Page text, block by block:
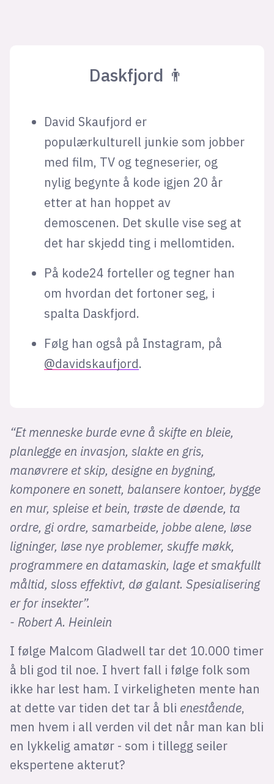
Daskfjord 👨
David Skaufjord er
populærkulturell junkie som jobber
med film, TV og tegneserier, og
nylig begynte å kode igjen 20 år
etter at han hoppet av
demoscenen. Det skulle vise seg at
det har skjedd ting i mellomtiden.
På kode24 forteller og tegner han
om hvordan det fortoner seg, i
spalta Daskfjord.
Følg han også på Instagram, på
@davidskaufjord.
“Et menneske burde evne å skifte en bleie,
planlegge en invasjon, slakte en gris,
manøvrere et skip, designe en bygning,
komponere en sonett, balansere kontoer, bygge
en mur, spleise et bein, trøste de døende, ta
ordre, gi ordre, samarbeide, jobbe alene, løse
ligninger, løse nye problemer, skuffe møkk,
programmere en datamaskin, lage et smakfullt
måltid, sloss effektivt, dø galant. Spesialisering
er for insekter”.
- Robert A. Heinlein
I følge Malcom Gladwell tar det 10.000 timer
å bli god til noe. I hvert fall i følge folk som
ikke har lest ham. I virkeligheten mente han
at dette var tiden det tar å bli enestående,
men hvem i all verden vil det når man kan bli
en lykkelig amatør - som i tillegg seiler
ekspertene akterut?